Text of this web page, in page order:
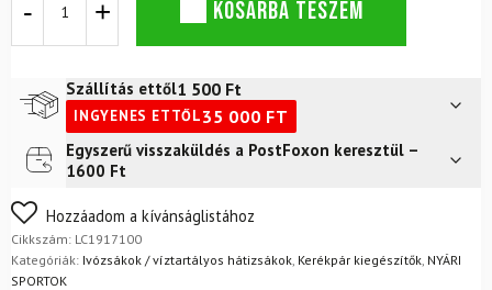
SALOMON
Átlátszó
mennyiség
KOSÁRBA TESZEM
Szállítás ettől1 500 Ft
INGYENES ETTŐL35 000 FT
Futár a címre2 400
FoxPost
Egyszerű visszaküldés a PostFoxon keresztül –
1600 Ft
Nem biztos a választásában? Semmi gond – a terméket
egyszerűen visszaküldheti 14 napon belül, indoklás nélkül.
Mik a visszaküldés feltételei?
Hozzáadom a kívánságlistához
Cikkszám: LC1917100
Kategóriák: Ivózsákok / víztartályos hátizsákok Kerékpár kiegészítők NYÁRI
SPORTOK